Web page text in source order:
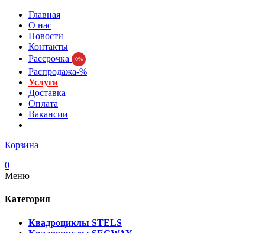
Главная
О нас
Новости
Контакты
Рассрочка
0%
Распродажа-%
Услуги
Доставка
Оплата
Вакансии
Корзина
0
Меню
Категория
Квадроциклы STELS